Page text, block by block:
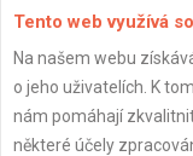
Tento web využívá
Na našem webu
o jeho uživatelích. K
nám pomáhají
některé účely